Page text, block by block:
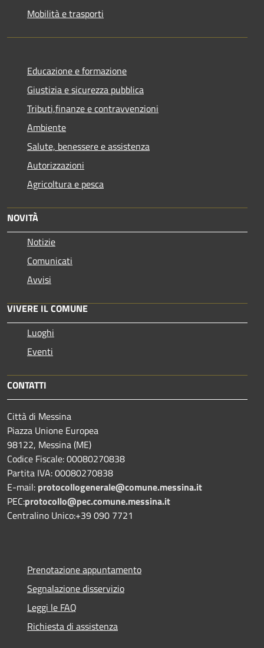
Mobilità e trasporti
Educazione e formazione
Giustizia e sicurezza pubblica
Tributi,finanze e contravvenzioni
Ambiente
Salute, benessere e assistenza
Autorizzazioni
Agricoltura e pesca
NOVITÀ
Notizie
Comunicati
Avvisi
VIVERE IL COMUNE
Luoghi
Eventi
CONTATTI
Città di Messina
Piazza Unione Europea
98122, Messina (ME)
Codice Fiscale: 00080270838
Partita IVA: 00080270838
E-mail: protocollogenerale@comune.messina.it
PEC:protocollo@pec.comune.messina.it
Centralino Unico:+39 090 7721
Prenotazione appuntamento
Segnalazione disservizio
Leggi le FAQ
Richiesta di assistenza